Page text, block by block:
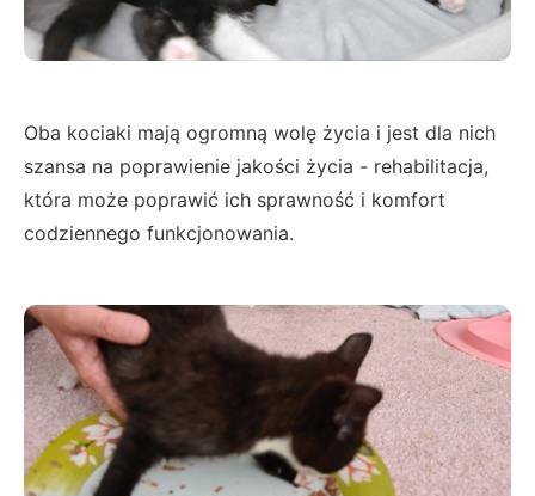
Oba kociaki mają ogromną wolę życia i jest dla nich
szansa na poprawienie jakości życia - rehabilitacja,
która może poprawić ich sprawność i komfort
codziennego funkcjonowania.